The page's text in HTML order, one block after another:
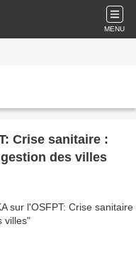
MENU
Crise sanitaire :
des villes